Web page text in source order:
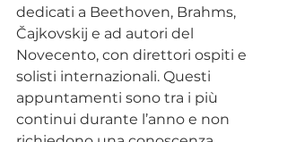
dedicati a Beethoven, Brahms,
Čajkovskij e ad autori del
Novecento, con direttori ospiti e
solisti internazionali. Questi
appuntamenti sono tra i più
continui durante l’anno e non